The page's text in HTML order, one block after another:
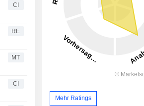
CI
RE
MT
CI
Mehr Ratings